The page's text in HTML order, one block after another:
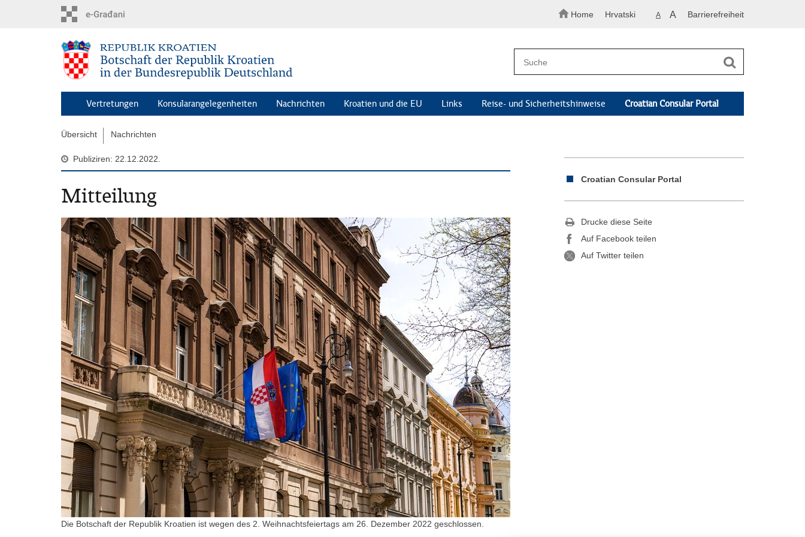
Home Hrvatski A A Barrierefreiheit
Vertretungen Konsularangelegenheiten Nachrichten Kroatien und die EU Links Reise- und Sicherheitshinweise Croatian Consular Portal
Übersicht Nachrichten
Publiziren: 22.12.2022.
Mitteilung
Die Botschaft der Republik Kroatien ist wegen des 2. Weihnachtsfeiertags am 26. Dezember 2022 geschlossen.
Croatian Consular Portal
Drucke diese Seite
Auf Facebook teilen
Auf Twitter teilen